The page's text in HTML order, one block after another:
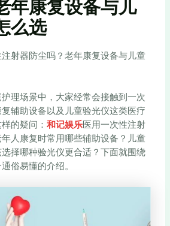
年康复设备与儿
么选
射器防尘吗？老年康复设备与儿童
理场景中，大家经常会接触到一次
辅助设备以及儿童验光仪这类医疗
的疑问： 和记娱乐医用一次性注射
人康复时常用哪些辅助设备？儿童
择哪种验光仪更合适？下面就围绕
俗易懂的介绍。